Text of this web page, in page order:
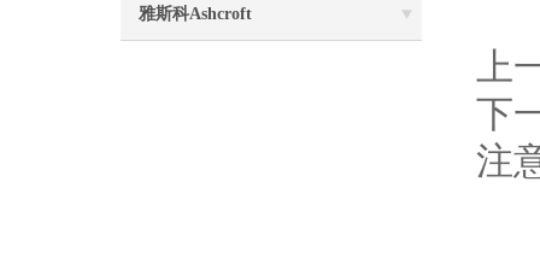
雅斯科Ashcroft
上
下
注